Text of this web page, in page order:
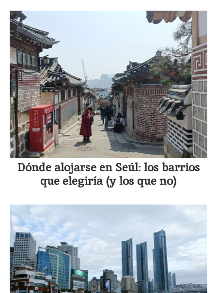
Dónde alojarse en Seúl: los barrios
que elegiría (y los que no)